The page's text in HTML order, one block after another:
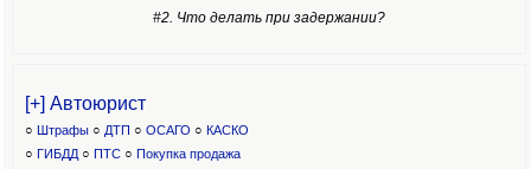
#2. Что делать при задержании?
[+] Автоюрист
○ Штрафы ○ ДТП ○ ОСАГО ○ КАСКО
○ ГИБДД ○ ПТС ○ Покупка продажа